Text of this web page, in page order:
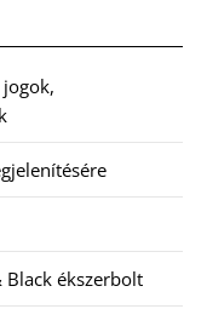
Black ékszerbolt